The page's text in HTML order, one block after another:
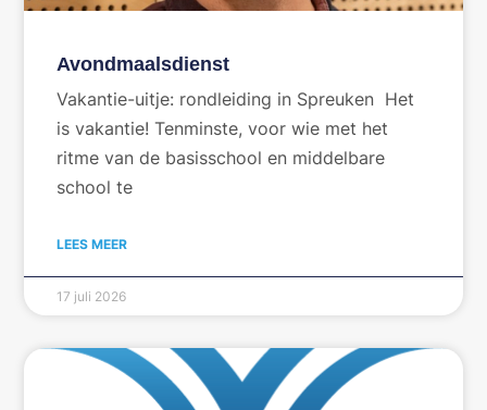
Avondmaalsdienst
Vakantie-uitje: rondleiding in Spreuken Het
is vakantie! Tenminste, voor wie met het
ritme van de basisschool en middelbare
school te
LEES MEER
17 juli 2026